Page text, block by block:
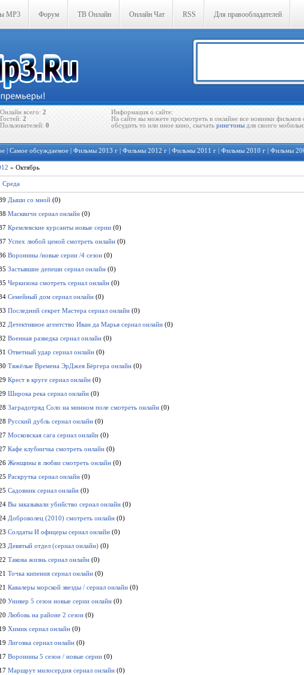
MP3 Форум ТВ Онлайн Онлайн Чат RSS Для правообладателей
Онлайн всего: 2
Гостей: 2
Пользователей: 0
Информация о сайте:
На сайте вы можете просмотреть в онлайне все новинки фильмов
обсудить то или иное кино, скачать рингтоны для своего
Самое обсуждаемое | Фильмы 2013 г Фильмы 2012 г Фильмы 2011 г Фильмы 2010 г Фильмы
» Октябрь
Среда
Дыши со мной (0)
Масквичи сериал онлайн (0)
Кремлевские курсанты новые серии (0)
Успех любой ценой смотреть онлайн (0)
Воронины /новые серии /4 сезон (0)
Застывшие депеши сериал онлайн (0)
Черкизона смотреть сериал онлайн (0)
Семейный дом сериал онлайн (0)
Последний секрет Мастера сериал онлайн (0)
Детективное агентство Иван да Марья сериал онлайн (0)
Военная разведка сериал онлайн (0)
Ответный удар сериал онлайн (0)
Тяжёлые Времена ЭрДжея Бёргера онлайн (0)
Крест в круге сериал онлайн (0)
Широка река сериал онлайн (0)
Заградотряд Соло на минном поле смотреть онлайн (0)
Русский дубль сериал онлайн (0)
Московская сага сериал онлайн (0)
Кафе клубничка смотреть онлайн (0)
Женщины в любви смотреть онлайн (0)
Раскрутка сериал онлайн (0)
Садовник сериал онлайн (0)
Вы заказывали убийство сериал онлайн (0)
Доброволец (2010) смотреть онлайн (0)
Солдаты И офицеры сериал онлайн (0)
Девятый отдел (сериал онлайн) (0)
Такова жизнь сериал онлайн (0)
Точка кипения сериал онлайн (0)
Кавалеры морской звезды / сериал онлайн (0)
Универ 5 сезон новые серии онлайн (0)
Любовь на районе 2 сезон (0)
Химик сериал онлайн (0)
Лиговка сериал онлайн (0)
Воронины 5 сезон / новые серии (0)
Маршрут милосердия сериал онлайн (0)